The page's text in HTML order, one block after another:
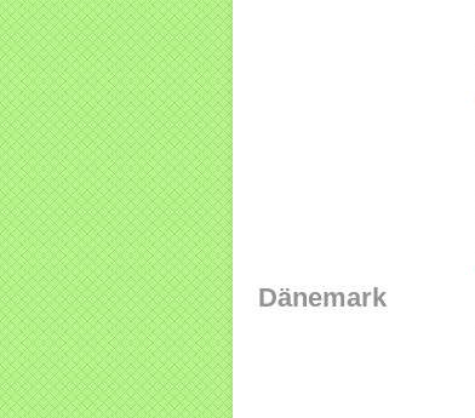
Dänemark